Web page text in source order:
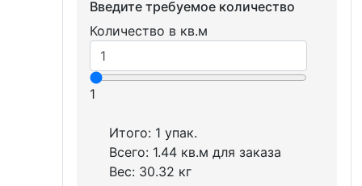
Введите требуемое количество
Количество в кв.м
1
Итого: 1 упак.
Всего: 1.44 кв.м для заказа
Вес: 30.32 кг